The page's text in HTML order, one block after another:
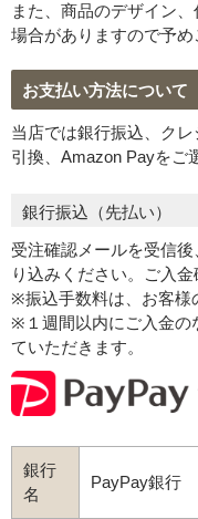
プライバシーポリシーを
プライバシ
また、商品のデザイン
場合がありますので予め
お支払い方法について
当店では銀行振込、ク
引換、Amazon Payをご
銀行振込（先払い）
受注確認メールを受信
り込みください。ご入
※振込手数料は、お客様
※１週間以内にご入金の
ていただきます。
銀行
名
PayPay銀行